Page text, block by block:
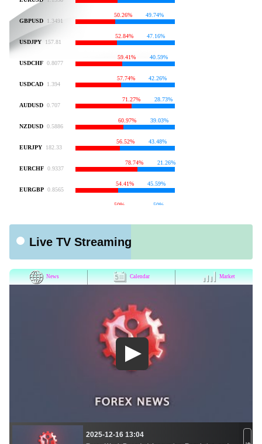
Live TV Streaming